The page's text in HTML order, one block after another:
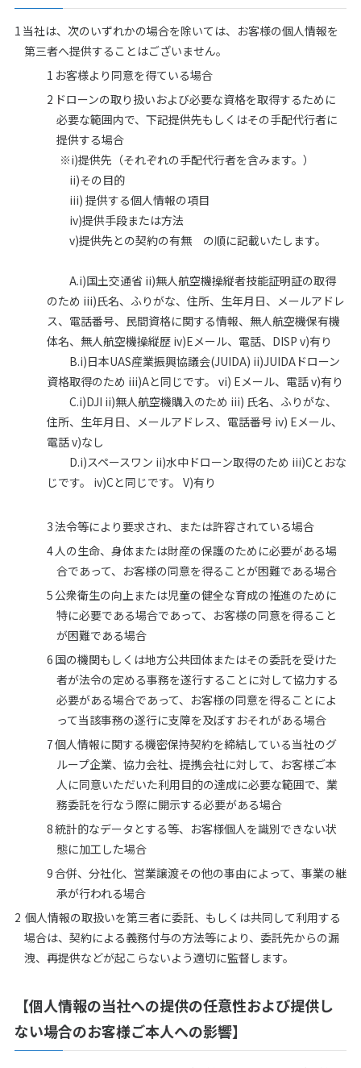
当社は、次のいずれかの場合を除いては、お客様の個人情報を
第三者へ提供することはございません。
お客様より同意を得ている場合
ドローンの取り扱いおよび必要な資格を取得するために
必要な範囲内で、下記提供先もしくはその手配代行者に
提供する場合
※i)提供先（それぞれの手配代行者を含みます。）
ii)その目的
iii) 提供する個人情報の項目
iv)提供手段または方法
v)提供先との契約の有無 の順に記載いたします。
A.i)国土交通省 ii)無人航空機操縦者技能証明証の取得
のため iii)氏名、ふりがな、住所、生年月日、メールアドレ
ス、電話番号、民間資格に関する情報、無人航空機保有機
体名、無人航空機操縦歴 iv)Eメール、電話、DISP v)有り
B.i)日本UAS産業振興協議会(JUIDA) ii)JUIDAドローン
資格取得のため iii)Aと同じです。 vi) Eメール、電話 v)有り
C.i)DJI ii)無人航空機購入のため iii) 氏名、ふりがな、
住所、生年月日、メールアドレス、電話番号 iv) Eメール、
電話 v)なし
D.i)スペースワン ii)水中ドローン取得のため iii)Cとおな
じです。 iv)Cと同じです。 V)有り
法令等により要求され、または許容されている場合
人の生命、身体または財産の保護のために必要がある場
合であって、お客様の同意を得ることが困難である場合
公衆衛生の向上または児童の健全な育成の推進のために
特に必要である場合であって、お客様の同意を得ること
が困難である場合
国の機関もしくは地方公共団体またはその委託を受けた
者が法令の定める事務を遂行することに対して協力する
必要がある場合であって、お客様の同意を得ることによ
って当該事務の遂行に支障を及ぼすおそれがある場合
個人情報に関する機密保持契約を締結している当社のグ
ループ企業、協力会社、提携会社に対して、お客様ご本
人に同意いただいた利用目的の達成に必要な範囲で、業
務委託を行なう際に開示する必要がある場合
統計的なデータとする等、お客様個人を識別できない状
態に加工した場合
合併、分社化、営業譲渡その他の事由によって、事業の継
承が行われる場合
個人情報の取扱いを第三者に委託、もしくは共同して利用する
場合は、契約による義務付与の方法等により、委託先からの漏
洩、再提供などが起こらないよう適切に監督します。
【個人情報の当社への提供の任意性および提供し
ない場合のお客様ご本人への影響】